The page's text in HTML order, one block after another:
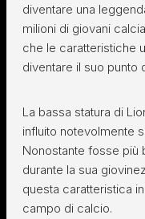
diventare una
milioni di giovani
che le caratteristiche
diventare il suo punto
La bassa statura di
influito notevolmente
Nonostante fosse più
durante la sua
questa caratteristica
campo di calcio.